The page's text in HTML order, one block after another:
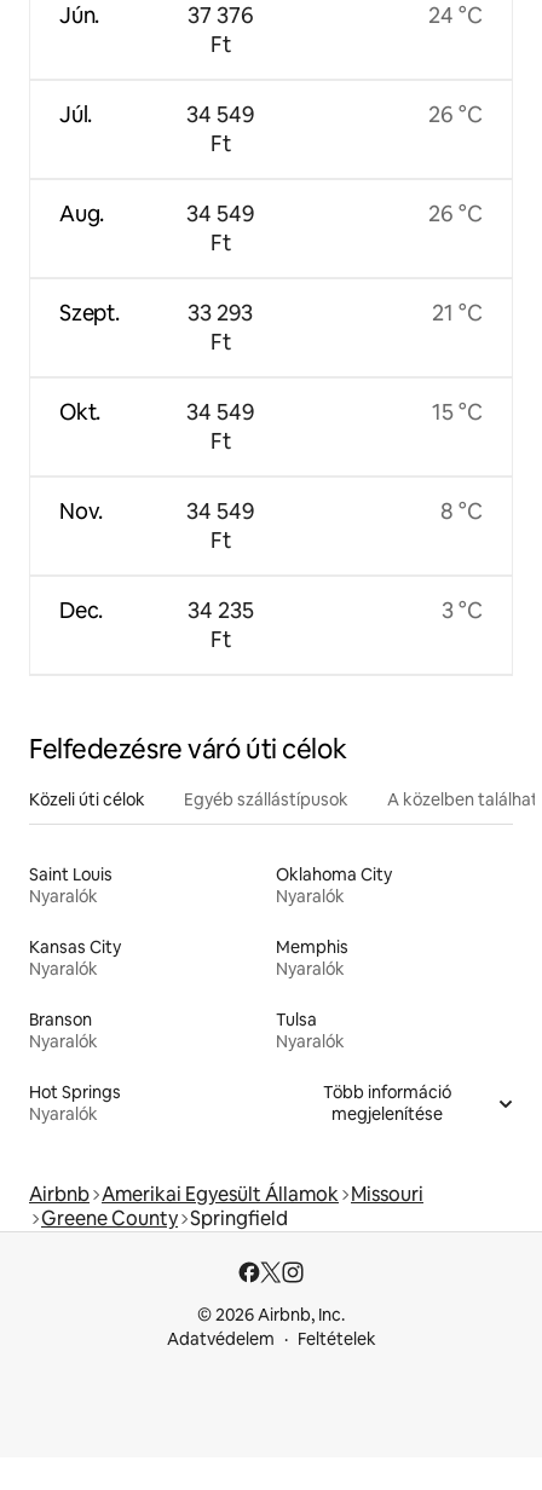
Jún.
Júl.
Aug.
Szept.
Okt.
Nov.
Dec.
37 376
Ft
34 549
Ft
34 549
Ft
33 293
Ft
34 549
Ft
34 549
Ft
34 235
Ft
24 °C
26 °C
26 °C
21 °C
15 °C
8 °C
3 °C
Felfedezésre váró úti célok
Közeli úti célok Egyéb szállástípusok A közelben
Saint Louis
Nyaralók
Oklahoma City
Nyaralók
Kansas City
Nyaralók
Memphis
Nyaralók
Branson
Nyaralók
Tulsa
Nyaralók
Hot Springs
Nyaralók
Több információ
megjelenítése
Airbnb Amerikai Egyesült Államok Missouri
Greene County Springfield
© 2026 Airbnb, Inc.
Adatvédelem
Feltételek